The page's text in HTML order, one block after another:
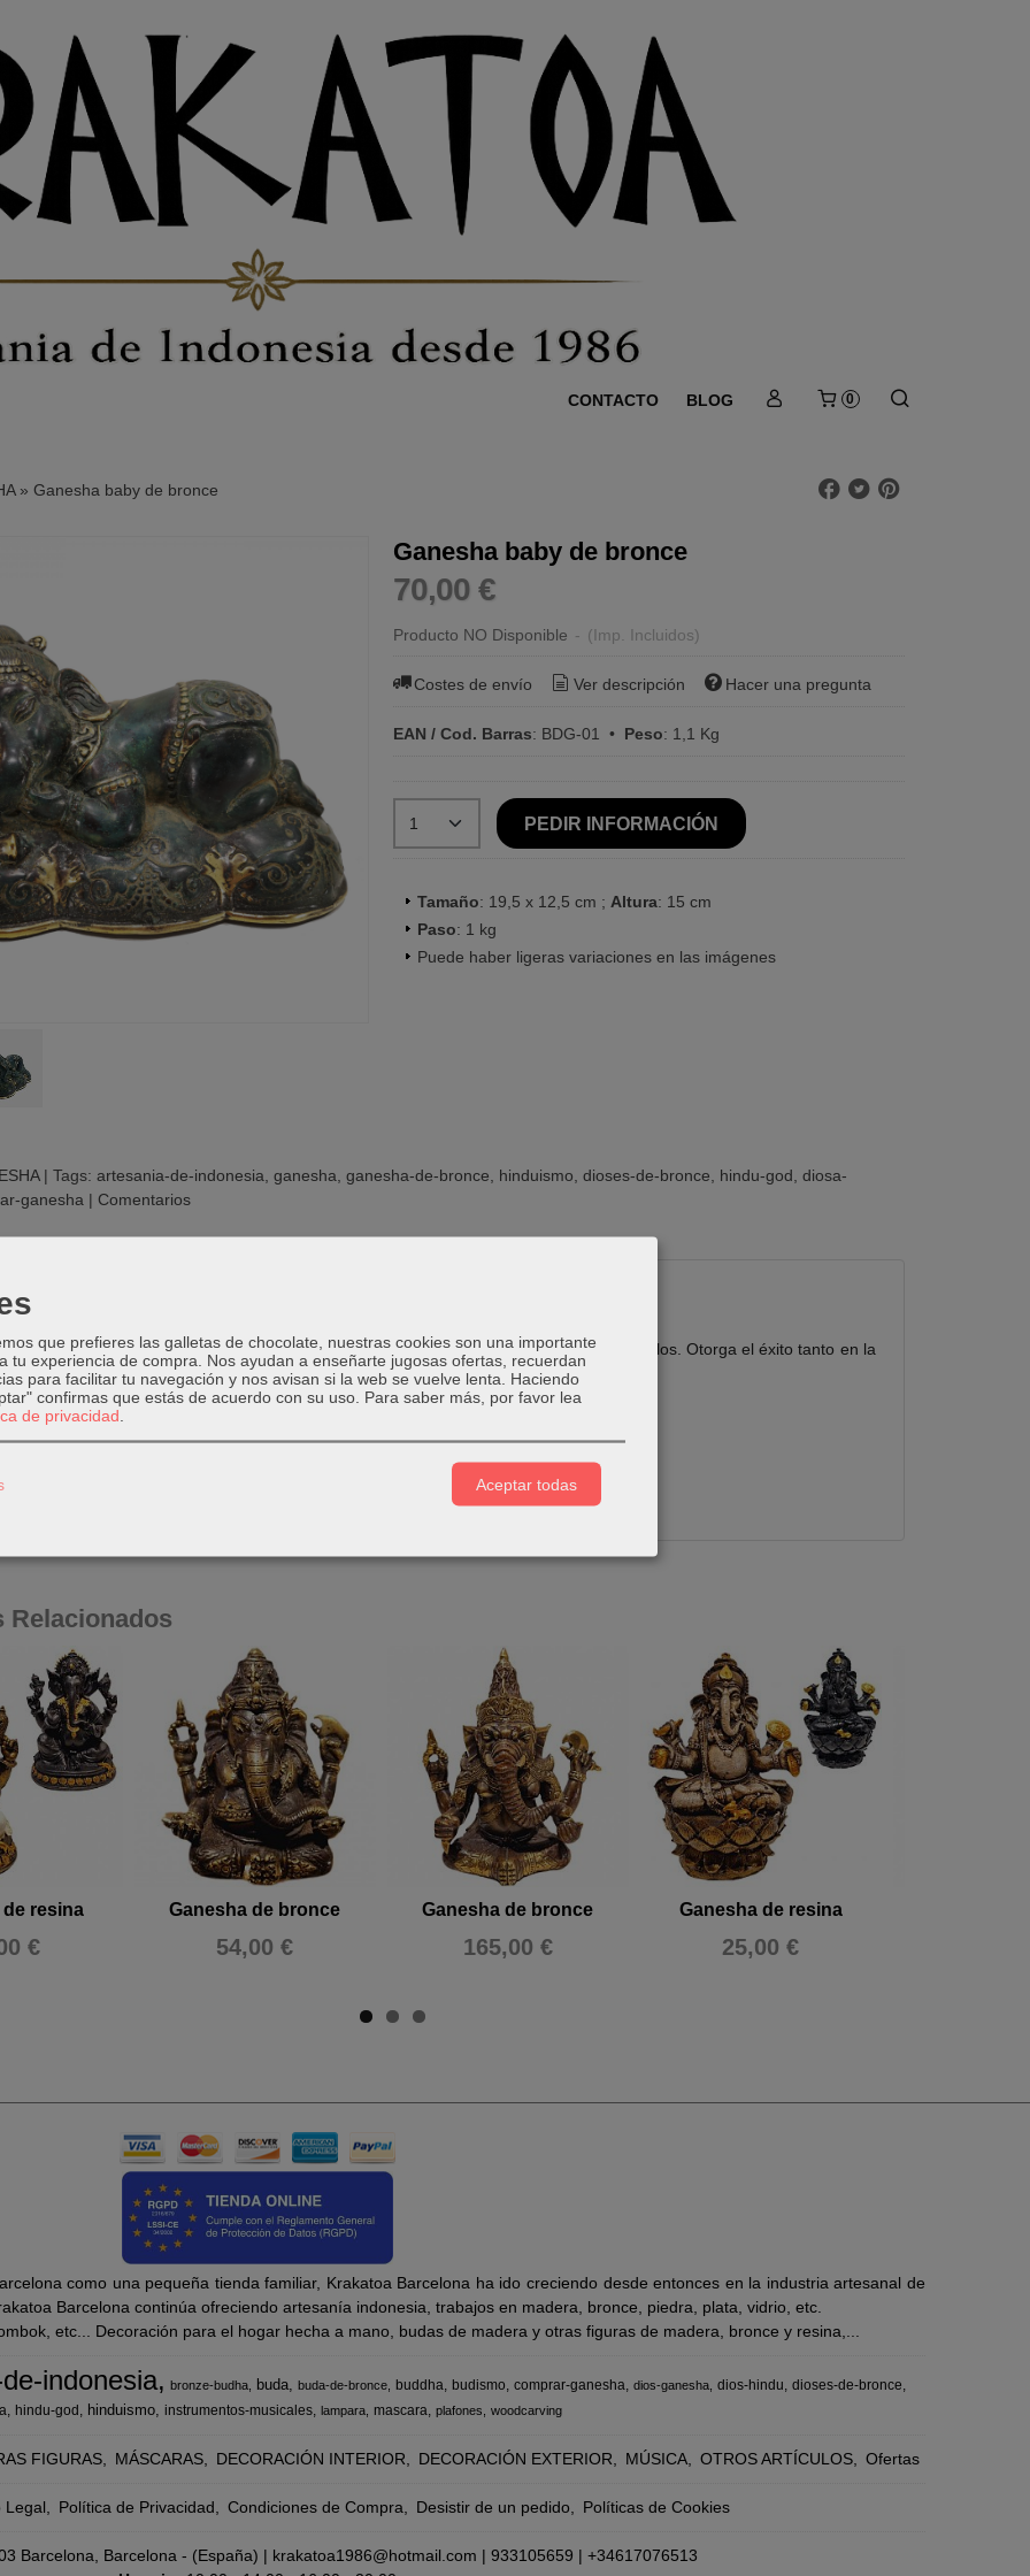
CONTACTO BLOG 0
» Ganesha baby de bronce
Ganesha baby de bronce
70,00 €
Producto NO Disponible - (Imp. Incluidos)
Costes de envío Ver descripción Hacer una pregunta
EAN / Cod. Barras: BDG-01 • Peso: 1,1 Kg
PEDIR INFORMACIÓN
Tamaño: 19,5 x 12,5 cm ; Altura: 15 cm
Paso: 1 kg
Puede haber ligeras variaciones en las imágenes
| Tags: artesania-de-indonesia ganesha ganesha-de-bronce hinduismo dioses-de-bronce hindu-god diosa-
ganesha | Comentarios
Gaņapati. Hijo de Śiva y Pârvatī; dios de la sabiduría que suprime todos los obstáculos. Otorga el éxito tanto en la
como en la espiritual.
Ganesha Bebe trabajada a mano
en Indonesia..
Relacionados
resina
€
Ganesha de bronce
54,00 €
Ganesha de bronce
165,00 €
Ganesha de resina
25,00 €
como una pequeña tienda familiar, Krakatoa Barcelona ha ido creciendo desde entonces en la industria artesanal de
Barcelona continúa ofreciendo artesanía indonesia, trabajos en madera, bronce, piedra, plata, vidrio, etc.
etc... Decoración para el hogar hecha a mano, budas de madera y otras figuras de madera, bronce y resina,...
indonesia bronze-budha buda buda-de-bronce buddha budismo comprar-ganesha dios-ganesha dios-hindu dioses-de-bronce
hindu-god hinduismo instrumentos-musicales lampara mascara plafones woodcarving
FIGURAS MÁSCARAS DECORACIÓN INTERIOR DECORACIÓN EXTERIOR MÚSICA OTROS ARTÍCULOS Ofertas
Legal Política de Privacidad Condiciones de Compra Desistir de un pedido Políticas de Cookies
Barcelona, Barcelona - (España) | krakatoa1986@hotmail.com |933105659 |+34617076513
que prefieres las galletas de chocolate, nuestras cookies son una importante
tu experiencia de compra. Nos ayudan a enseñarte jugosas ofertas, recuerdan
para facilitar tu navegación y nos avisan si la web se vuelve lenta. Haciendo
confirmas que estás de acuerdo con su uso. Para saber más, por favor lea
de privacidad
Aceptar todas